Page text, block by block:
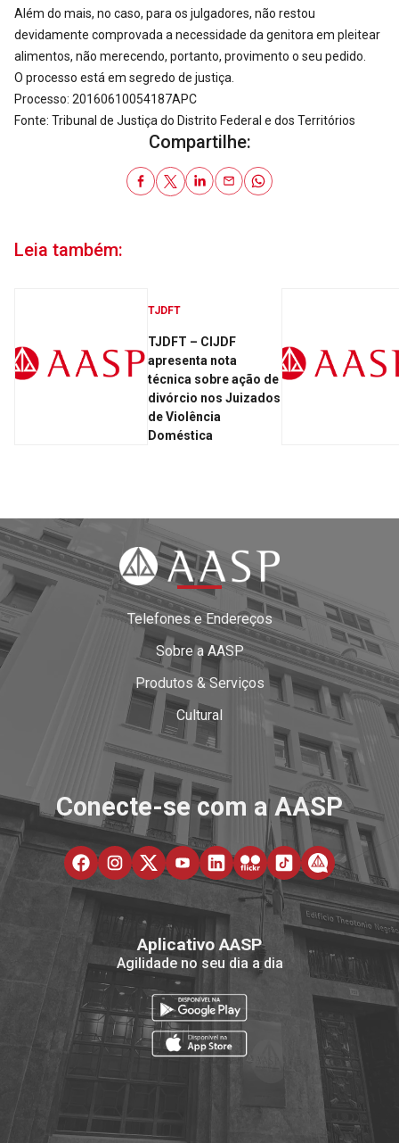
Além do mais, no caso, para os julgadores, não restou
devidamente comprovada a necessidade da genitora em pleitear
alimentos, não merecendo, portanto, provimento o seu pedido.
O processo está em segredo de justiça.
Processo: 20160610054187APC
Fonte: Tribunal de Justiça do Distrito Federal e dos Territórios
Compartilhe:
Leia também:
TJDFT
TJDFT – CIJDF
apresenta nota
técnica sobre ação de
divórcio nos Juizados
de Violência
Doméstica
Telefones e Endereços
Sobre a AASP
Produtos & Serviços
Cultural
Conecte-se com a AASP
Aplicativo AASP
Agilidade no seu dia a dia